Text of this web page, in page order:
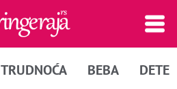
TRUDNOĆA BEBA DETE